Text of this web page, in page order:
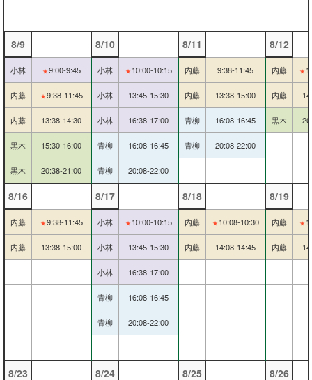
8/9 8/10 8/11 8/12
小林 ★ 9:00-9:45 小林 ★ 10:00-10:15 内藤 9:38-11:45 内藤 ★
内藤 ★ 9:38-11:45 小林 13:45-15:30 内藤 13:38-15:00 内藤
内藤 13:38-14:30 小林 16:38-17:00 青柳 16:08-16:45 黒木
黒木 15:30-16:00 青柳 16:08-16:45 青柳 20:08-22:00
黒木 20:38-21:00 青柳 20:08-22:00
8/16 8/17 8/18 8/19
内藤 ★ 9:38-11:45 小林 ★ 10:00-10:15 内藤 ★ 10:08-10:30 内藤 ★
内藤 13:38-15:00 小林 13:45-15:30 内藤 14:08-14:45 内藤
小林 16:38-17:00
青柳 16:08-16:45
青柳 20:08-22:00
8/23 8/24 8/25 8/26